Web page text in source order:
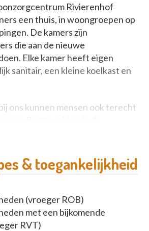
Rivierenhof
een thuis, in woongroepen op
De kamers zijn
die aan de nieuwe
Elke kamer heeft eigen
sanitair, een kleine koelkast en
ons kunnen mensen ook terecht
Ruggeveld en Papegaaienhof.
& toegankelijkheid
(vroeger ROB)
met een bijkomende
RVT)